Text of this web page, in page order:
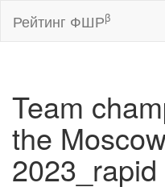
Рейтинг ФШРβ
Team
the
2023_rapid